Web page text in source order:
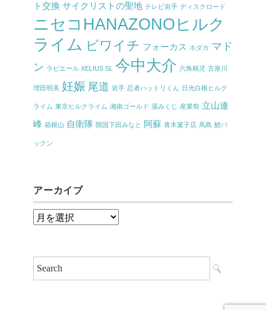
ト交換 サイクリストの聖地 テレビ岩手 ディスクロード
ニセコHANAZONOヒルク
ライム ビワイチ フォーカス ホダカ マド
ン ラピエール XELIUS SL 今中大介 六角精児 古座川
増田明美 妊娠 尾道 岩手 忍者ハットリくん 日光白根ヒルク
ライム 東京ヒルクライム 湘南ゴールド 湯みくじ 産業祭 立山連
峰 箱根山 自衛隊 開国下田みなと 阿蘇 青木菓子店 馬島 鯉パ
ックン
アーカイブ
ア
イ